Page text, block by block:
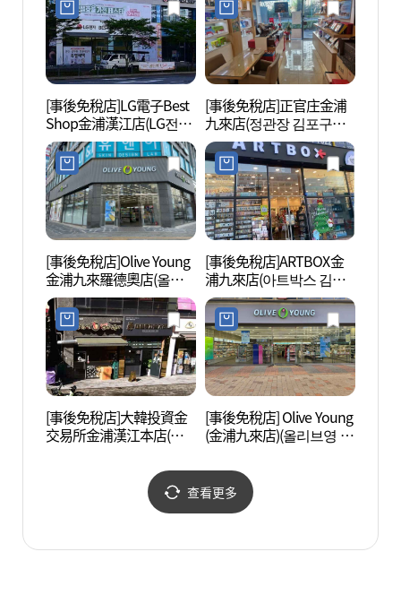
[事後免稅店]LG電子Best
Shop金浦漢江店(LG전자
베스트샵 김포한강점)
[事後免稅店]正官庄金浦
九來店(정관장 김포구래
점)
[事後免稅店]Olive Young
金浦九來羅德奧店(올리
브영 김포구래로데오점)
[事後免稅店]ARTBOX金
浦九來店(아트박스 김포
구래점)
[事後免稅店]大韓投資金
交易所金浦漢江本店(대
[事後免稅店] Olive Young
(金浦九來店)(올리브영 김
查看更多